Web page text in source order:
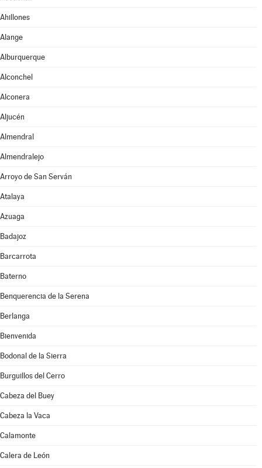
Ahillones
Alange
Alburquerque
Alconchel
Alconera
Aljucén
Almendral
Almendralejo
Arroyo de San Serván
Atalaya
Azuaga
Badajoz
Barcarrota
Baterno
Benquerencia de la Serena
Berlanga
Bienvenida
Bodonal de la Sierra
Burguillos del Cerro
Cabeza del Buey
Cabeza la Vaca
Calamonte
Calera de León